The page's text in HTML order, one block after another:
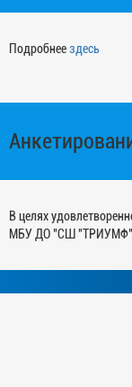
Подробнеездесь
В целях
МБУ ДО "СШ "ТРИУМФ"